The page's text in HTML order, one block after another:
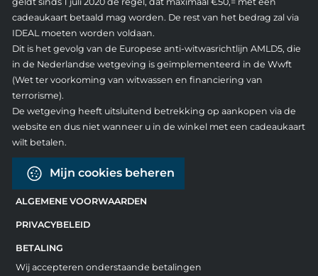
cadeaukaart betaald mag worden. De rest van het bedrag zal via
IDEAL moeten worden voldaan.
Dit is het gevolg van de Europese anti-witwasrichtlijn AMLD5, die
in de Nederlandse wetgeving is geïmplementeerd in de Wwft
(Wet ter voorkoming van witwassen en financiering van
terrorisme).
De wetgeving heeft uitsluitend betrekking op aankopen via de
website en dus niet wanneer u in de winkel met een cadeaukaart
wilt betalen.
Mijn cookies beheren
ALGEMENE VOORWAARDEN
PRIVACYBELEID
BETALING
Wij accepteren onderstaande betalingen